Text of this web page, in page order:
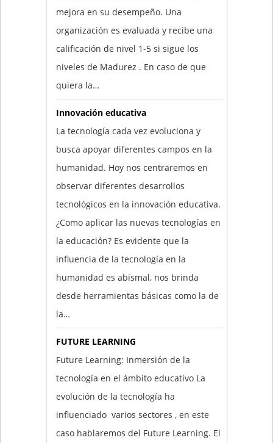
mejora en su desempeño. Una
organización es evaluada y recibe una
calificación de nivel 1-5 si sigue los
niveles de Madurez . En caso de que
quiera la…
Innovación educativa
La tecnología cada vez evoluciona y
busca apoyar diferentes campos en la
humanidad. Hoy nos centraremos en
observar diferentes desarrollos
tecnológicos en la innovación educativa.
¿Como aplicar las nuevas tecnologías en
la educación? Es evidente que la
influencia de la tecnología en la
humanidad es abismal, nos brinda
desde herramientas básicas como la de
la…
FUTURE LEARNING
Future Learning: Inmersión de la
tecnología en el ámbito educativo La
evolución de la tecnología ha
influenciado varios sectores , en este
caso hablaremos del Future Learning. El